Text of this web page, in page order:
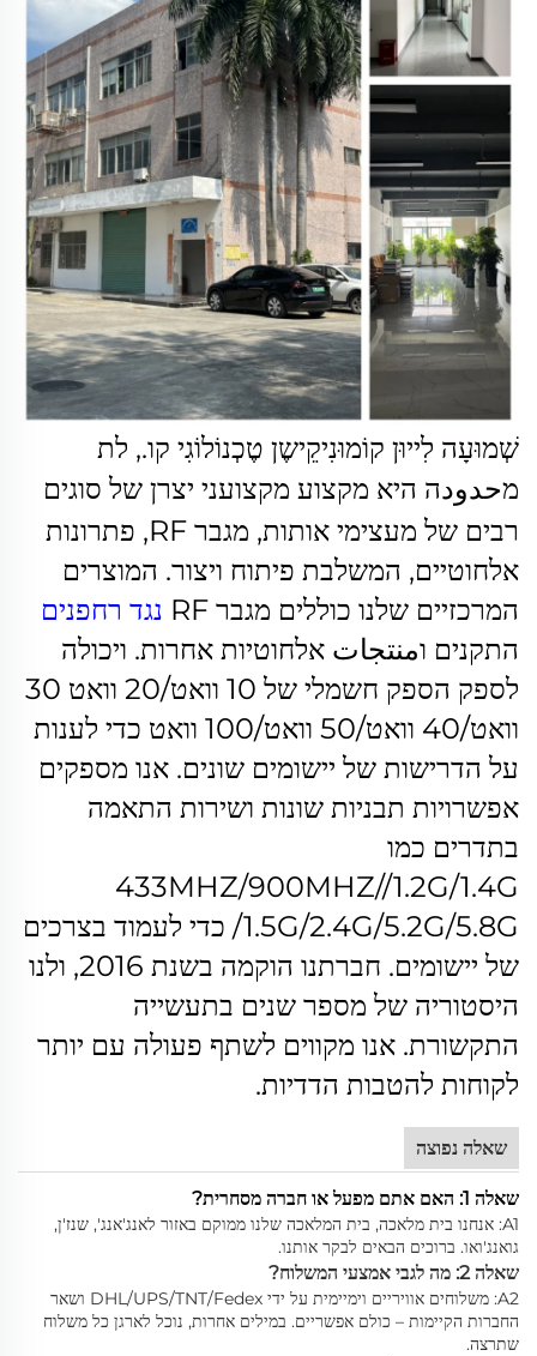
שְׁמוּעָה לִייוּן קוֹמוּנִיקֵישֶן טֶכְנוֹלוֹגִי קו., לת
מحدودה היא מקצוע מקצועני יצרן של סוגים
רבים של מעצימי אותות, מגבר RF, פתרונות
אלחוטיים, המשלבת פיתוח ויצור. המוצרים
המרכזיים שלנו כוללים מגבר RF
נגד רחפנים
התקנים וمنتجات אלחוטיות אחרות. ויכולה
לספק הספק חשמלי של 10 וואט/20 וואט 30
וואט/40 וואט/50 וואט/100 וואט כדי לענות
על הדרישות של יישומים שונים. אנו מספקים
אפשרויות תבניות שונות ושירות התאמה
בתדרים כמו
433MHZ/900MHZ//1.2G/1.4G
/1.5G/2.4G/5.2G/5.8G כדי לעמוד בצרכים
של יישומים.
חברתנו הוקמה בשנת 2016, ולנו
היסטוריה של מספר שנים בתעשייה
התקשורת. אנו מקווים לשתף פעולה עם יותר
לקוחות להטבות הדדיות.
שאלה נפוצה
שאלה 1: האם אתם מפעל או חברה מסחרית?
A1: אנחנו בית מלאכה, בית המלאכה שלנו ממוקם באזור לאנג'אנג', שנז'ן,
גואנג'ואו. ברוכים הבאים לבקר אותנו.
שאלה 2: מה לגבי אמצעי המשלוח?
A2: משלוחים אוויריים וימיימית על ידי DHL/UPS/TNT/Fedex ושאר
החברות הקיימות – כולם אפשריים. במילים אחרות, נוכל לארגן כל משלוח
שתרצה.